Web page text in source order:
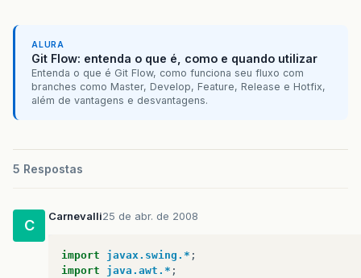
ALURA
Git Flow: entenda o que é, como e quando utilizar
Entenda o que é Git Flow, como funciona seu fluxo com
branches como Master, Develop, Feature, Release e Hotfix,
além de vantagens e desvantagens.
5 Respostas
C
Carnevalli25 de abr. de 2008
import javax.swing.* ;
import
java.awt.* ;